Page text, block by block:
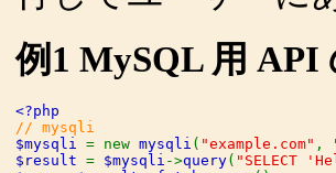
例1 MySQL 用 API
$mysqli = new mysqli ( "example.com" ,
$result = $mysqli ->query( "SELECT